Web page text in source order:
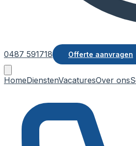
0487 591718 Offerte aanvragen
HomeDienstenVacaturesOver ons